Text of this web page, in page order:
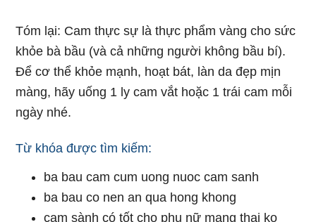
Tóm lại: Cam thực sự là thực phẩm vàng cho sức
khỏe bà bầu (và cả những người không bầu bí).
Để cơ thể khỏe mạnh, hoạt bát, làn da đẹp mịn
màng, hãy uống 1 ly cam vắt hoặc 1 trái cam mỗi
ngày nhé.
Từ khóa được tìm kiếm:
ba bau cam cum uong nuoc cam sanh
ba bau co nen an qua hong khong
cam sành có tốt cho phụ nữ mang thai ko